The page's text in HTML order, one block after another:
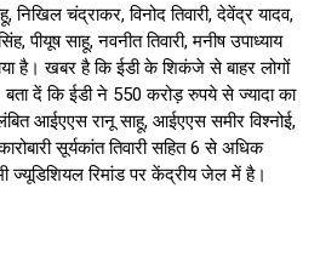
चंद्राकर, विनोद तिवारी, देवेंद्र यादव,
पीयूष साहू, नवनीत तिवारी, मनीष उपाध्याय
है। खबर है कि ईडी के शिकंजे से बाहर लोगों
बता दें कि ईडी ने 550 करोड़ रुपये से ज्यादा का
आईएएस रानू साहू, आईएएस समीर विश्नोई,
सूर्यकांत तिवारी सहित 6 से अधिक
ज्यूडिशियल रिमांड पर केंद्रीय जेल में है।